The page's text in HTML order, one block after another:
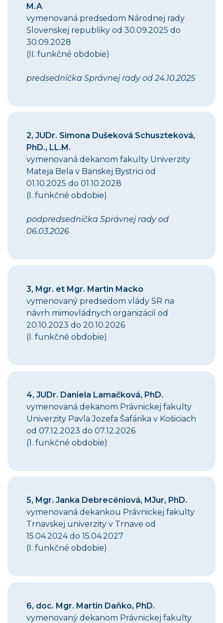
M.A
vymenovaná predsedom Národnej rady
Slovenskej republiky od 30.09.2025 do
30.09.2028
(II. funkčné obdobie)
predsedníčka Správnej rady od 24.10.2025
2, JUDr. Simona Dušeková Schuszteková,
PhD., LL.M.
vymenovaná dekanom fakulty Univerzity
Mateja Bela v Banskej Bystrici od
01.10.2025 do 01.10.2028
(I. funkčné obdobie)
podpredsedníčka Správnej rady od
06.03.2026
3, Mgr. et Mgr. Martin Macko
vymenovaný predsedom vlády SR na
návrh mimovládnych organizácií od
20.10.2023 do 20.10.2026
(I. funkčné obdobie)
4, JUDr. Daniela Lamačková, PhD.
vymenovaná dekanom Právnickej fakulty
Univerzity Pavla Jozefa Šafárika v Košiciach
od 07.12.2023 do 07.12.2026
(1. funkčné obdobie)
5, Mgr. Janka Debrecéniová, MJur, PhD.
vymenovaná dekankou Právnickej fakulty
Trnavskej univerzity v Trnave od
15.04.2024 do 15.04.2027
(I. funkčné obdobie)
6, doc. Mgr. Martin Daňko, PhD.
vymenovaný dekanom Právnickej fakulty